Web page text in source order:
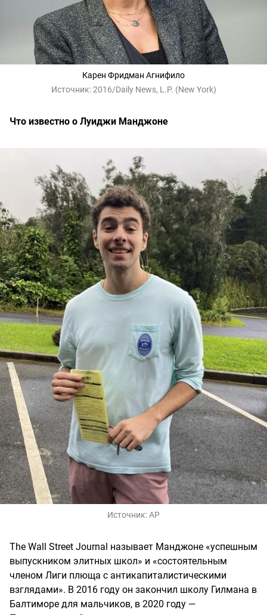
Карен Фридман Агнифило
Источник:2016/Daily News, L.P. (New York)
Что известно о Луиджи Манджоне
Источник:AP
The Wall Street Journal называет Манджоне «успешным
выпускником элитных школ» и «состоятельным
членом Лиги плюща с антикапиталистическими
взглядами». В 2016 году он закончил школу Гилмана в
Балтиморе для мальчиков, в 2020 году —